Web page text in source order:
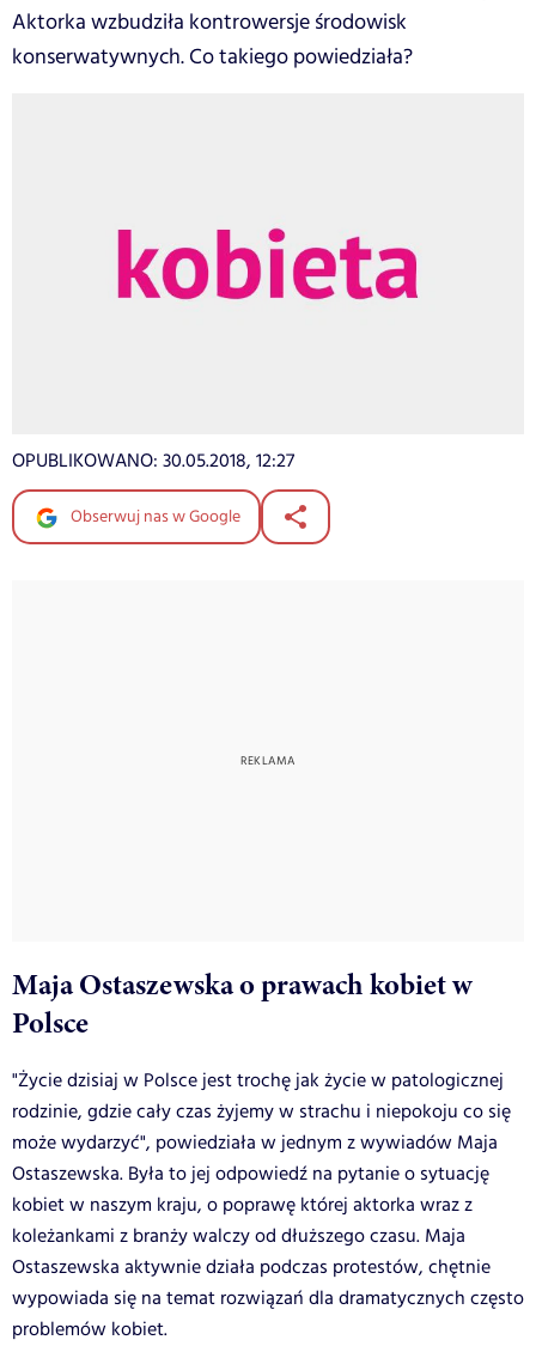
Aktorka wzbudziła kontrowersje środowisk
konserwatywnych. Co takiego powiedziała?
OPUBLIKOWANO: 30.05.2018, 12:27
Obserwuj nas w Google
Maja Ostaszewska o prawach kobiet w
Polsce
"Życie dzisiaj w Polsce jest trochę jak życie w patologicznej
rodzinie, gdzie cały czas żyjemy w strachu i niepokoju co się
może wydarzyć", powiedziała w jednym z wywiadów Maja
Ostaszewska. Była to jej odpowiedź na pytanie o sytuację
kobiet w naszym kraju, o poprawę której aktorka wraz z
koleżankami z branży walczy od dłuższego czasu. Maja
Ostaszewska aktywnie działa podczas protestów, chętnie
wypowiada się na temat rozwiązań dla dramatycznych często
problemów kobiet.